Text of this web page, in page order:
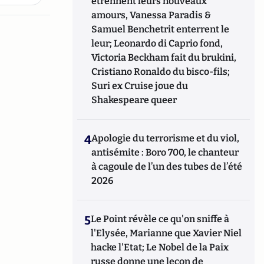
amours, Vanessa Paradis &
Samuel Benchetrit enterrent le
leur; Leonardo di Caprio fond,
Victoria Beckham fait du brukini,
Cristiano Ronaldo du bisco-fils;
Suri ex Cruise joue du
Shakespeare queer
4Apologie du terrorisme et du viol,
antisémite : Boro 700, le chanteur
à cagoule de l’un des tubes de l’été
2026
5Le Point révèle ce qu'on sniffe à
l'Elysée, Marianne que Xavier Niel
hacke l'Etat; Le Nobel de la Paix
russe donne une leçon de